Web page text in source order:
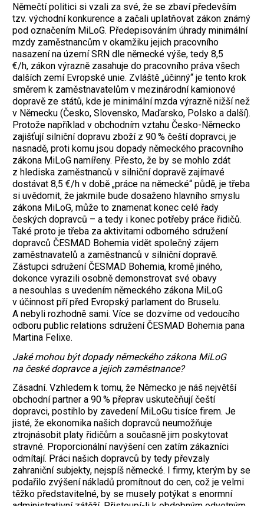
Němečtí politici si vzali za své, že se zbaví především
tzv. východní konkurence a začali uplatňovat zákon známý
pod označením MiLoG. Předepisováním úhrady minimální
mzdy zaměstnancům v okamžiku jejich pracovního
nasazení na území SRN dle německé výše, tedy 8,5
€/h, zákon výrazně zasahuje do pracovního práva všech
dalších zemí Evropské unie. Zvláště „účinný“ je tento krok
směrem k zaměstnavatelům v mezinárodní kamionové
dopravě ze států, kde je minimální mzda výrazně nižší než
v Německu (Česko, Slovensko, Maďarsko, Polsko a další).
Protože například v obchodním vztahu Česko-Německo
zajišťují silniční dopravu zboží z 90 % čeští dopravci, je
nasnadě, proti komu jsou dopady německého pracovního
zákona MiLoG namířeny. Přesto, že by se mohlo zdát
z hlediska zaměstnanců v silniční dopravě zajímavé
dostávat 8,5 €/h v době „práce na německé“ půdě, je třeba
si uvědomit, že jakmile bude dosaženo hlavního smyslu
zákona MiLoG, může to znamenat konec celé řady
českých dopravců – a tedy i konec potřeby práce řidičů.
Také proto je třeba za aktivitami odborného sdružení
dopravců ČESMAD Bohemia vidět společný zájem
zaměstnavatelů a zaměstnanců v silniční dopravě.
Zástupci sdružení ČESMAD Bohemia, kromě jiného,
dokonce vyrazili osobně demonstrovat své obavy
a nesouhlas s uvedením německého zákona MiLoG
v účinnost pří před Evropský parlament do Bruselu.
A nebyli rozhodně sami. Více se dozvíme od vedoucího
odboru public relations sdružení ČESMAD Bohemia pana
Martina Felixe.
Jaké mohou být dopady německého zákona MiLoG
na české dopravce a jejich zaměstnance?
Zásadní. Vzhledem k tomu, že Německo je náš největší
obchodní partner a 90 % přeprav uskutečňují čeští
dopravci, postihlo by zavedení MiLoGu tisíce firem. Je
jisté, že ekonomika našich dopravců neumožňuje
ztrojnásobit platy řidičům a současně jim poskytovat
stravné. Proporcionální navýšení cen zatím zákazníci
odmítají. Práci našich dopravců by tedy převzaly
zahraniční subjekty, nejspíš německé. I firmy, kterým by se
podařilo zvýšení nákladů promítnout do cen, což je velmi
těžko představitelné, by se musely potýkat s enormní